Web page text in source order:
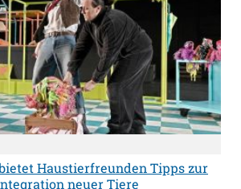
Haustierfreunden Tipps zur
neuer Tiere